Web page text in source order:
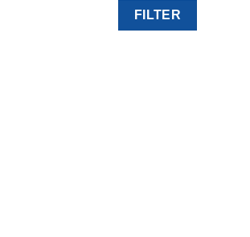
Mindste
Højeste
FILTER